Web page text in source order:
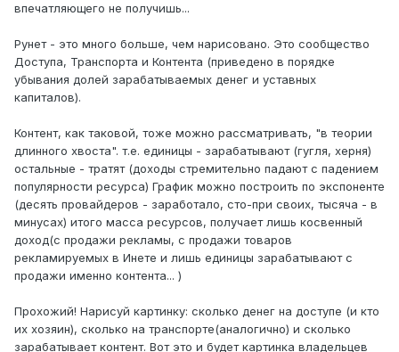
впечатляющего не получишь...
Рунет - это много больше, чем нарисовано. Это сообщество
Доступа, Транспорта и Контента (приведено в порядке
убывания долей зарабатываемых денег и уставных
капиталов).
Контент, как таковой, тоже можно рассматривать, "в теории
длинного хвоста". т.е. единицы - зарабатывают (гугля, херня)
остальные - тратят (доходы стремительно падают с падением
популярности ресурса) График можно построить по экспоненте
(десять провайдеров - заработало, сто-при своих, тысяча - в
минусах) итого масса ресурсов, получает лишь косвенный
доход(с продажи рекламы, с продажи товаров
рекламируемых в Инете и лишь единицы зарабатывают с
продажи именно контента... )
Прохожий! Нарисуй картинку: сколько денег на доступе (и кто
их хозяин), сколько на транспорте(аналогично) и сколько
зарабатывает контент. Вот это и будет картинка владельцев